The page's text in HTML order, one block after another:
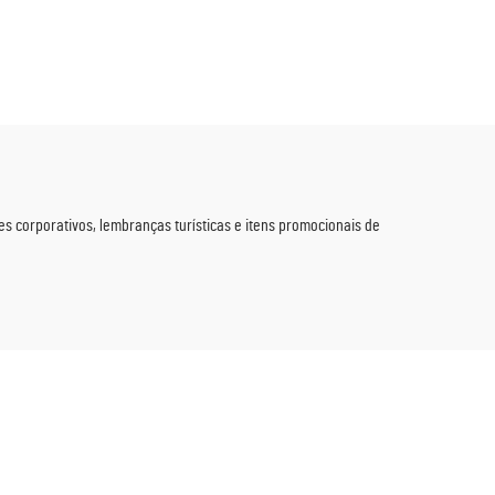
corporativos, lembranças turísticas e itens promocionais de